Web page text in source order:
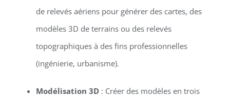
de relevés aériens pour générer des cartes, des
modèles 3D de terrains ou des relevés
topographiques à des fins professionnelles
(ingénierie, urbanisme).
Modélisation 3D: Créer des modèles en trois